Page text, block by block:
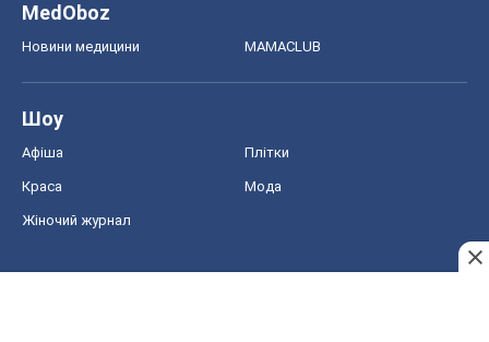
MedOboz
Новини медицини MAMACLUB
Шоу
Афіша Плітки
Краса Мода
Жіночий журнал